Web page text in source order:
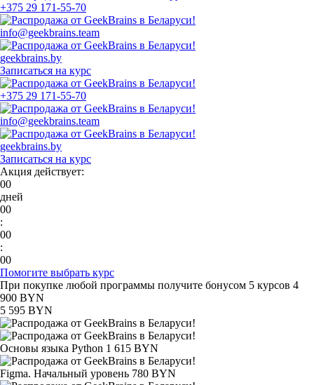
+375 29 171-55-70
info@geekbrains.team
geekbrains.by
Записаться на курс
+375 29 171-55-70
info@geekbrains.team
geekbrains.by
Записаться на курс
Акция действует:
00
дней
00
:
00
:
00
Помогите выбрать курс
При покупке любой программы получите бонусом 5 курсов 4
900 BYN
5 595 BYN
Основы языка Python 1 615 BYN
Figma. Начальный уровень 780 BYN